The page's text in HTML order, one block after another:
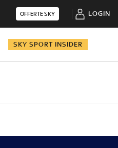
OFFERTE SKY LOGIN
SKY SPORT INSIDER